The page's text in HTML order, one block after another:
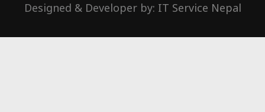
Designed & Developer by: IT Service Nepal